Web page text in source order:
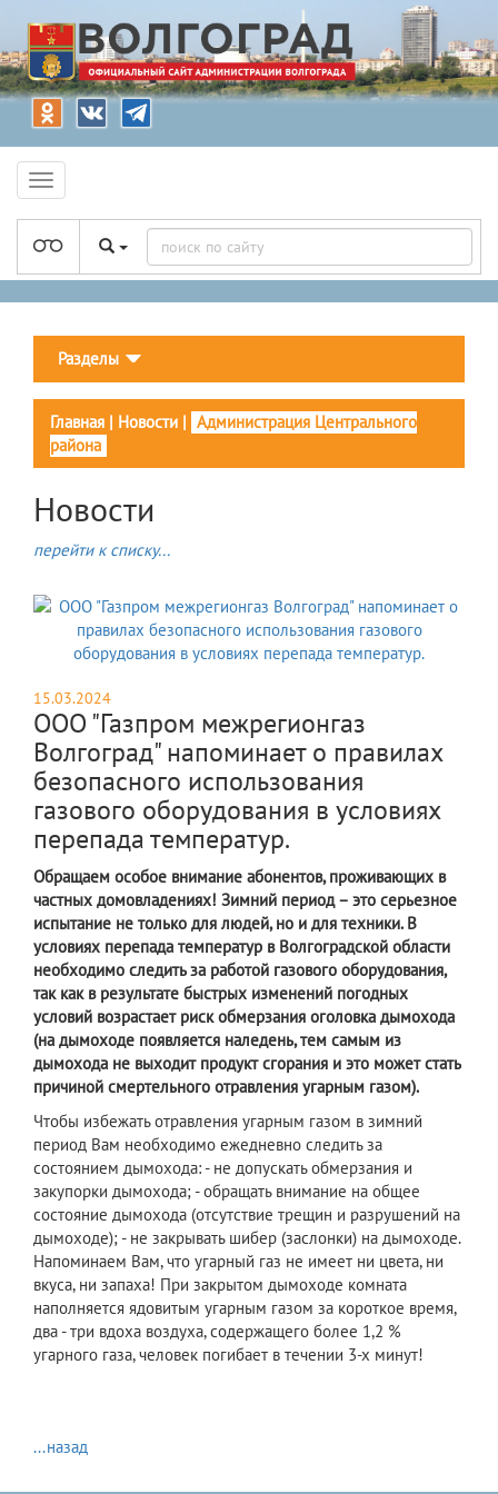
Разделы
Главная | Новости | Администрация Центрального
района
Новости
перейти к списку...
15.03.2024
ООО "Газпром межрегионгаз
Волгоград" напоминает о правилах
безопасного использования
газового оборудования в условиях
перепада температур.
Обращаем особое внимание абонентов, проживающих в
частных домовладениях! Зимний период – это серьезное
испытание не только для людей, но и для техники. В
условиях перепада температур в Волгоградской области
необходимо следить за работой газового оборудования,
так как в результате быстрых изменений погодных
условий возрастает риск обмерзания оголовка дымохода
(на дымоходе появляется наледень, тем самым из
дымохода не выходит продукт сгорания и это может стать
причиной смертельного отравления угарным газом).
Чтобы избежать отравления угарным газом в зимний
период Вам необходимо ежедневно следить за
состоянием дымохода: - не допускать обмерзания и
закупорки дымохода; - обращать внимание на общее
состояние дымохода (отсутствие трещин и разрушений на
дымоходе); - не закрывать шибер (заслонки) на дымоходе.
Напоминаем Вам, что угарный газ не имеет ни цвета, ни
вкуса, ни запаха! При закрытом дымоходе комната
наполняется ядовитым угарным газом за короткое время,
два - три вдоха воздуха, содержащего более 1,2 %
угарного газа, человек погибает в течении 3-х минут!
...назад